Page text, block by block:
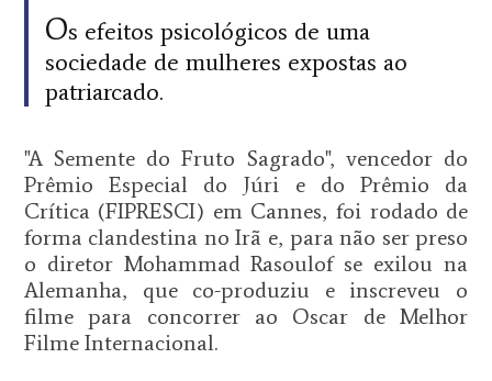
Os efeitos psicológicos de uma
sociedade de mulheres expostas ao
patriarcado.
"A Semente do Fruto Sagrado", vencedor do
Prêmio Especial do Júri e do Prêmio da
Crítica (FIPRESCI) em Cannes, foi rodado de
forma clandestina no Irã e, para não ser preso
o diretor Mohammad Rasoulof se exilou na
Alemanha, que co-produziu e inscreveu o
filme para concorrer ao Oscar de Melhor
Filme Internacional.